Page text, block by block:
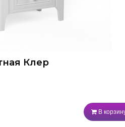
Клер
В